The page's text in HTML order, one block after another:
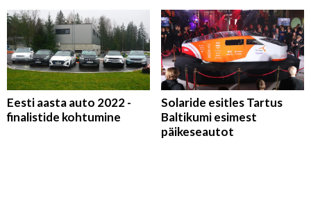
Eesti aasta auto 2022 -
finalistide kohtumine
Solaride esitles Tartus
Baltikumi esimest
päikeseautot